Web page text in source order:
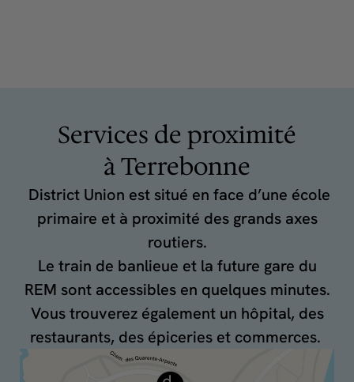
Services de proximité
à Terrebonne
District Union est situé en face d’une école
primaire et à proximité des grands axes
routiers.
Le train de banlieue et la future gare du
REM sont accessibles en quelques minutes.
Vous trouverez également un hôpital, des
restaurants, des épiceries et commerces.